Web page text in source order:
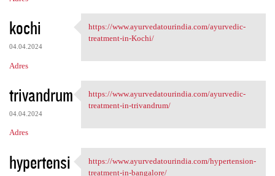
kochi
04.04.2024
Adres
https://www.ayurvedatourindia
https://www.ayurvedatourindia.com/ayurvedic-
treatment-in-Kochi/
trivandrum
04.04.2024
Adres
https://www.ayurvedatourindia
https://www.ayurvedatourindia.com/ayurvedic-
treatment-in-trivandrum/
hypertensi
https://www.ayurvedatourindia
https://www.ayurvedatourindia.com/hypertension-
treatment-in-bangalore/